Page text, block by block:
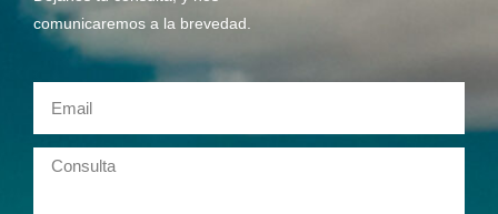
comunicaremos a la brevedad.